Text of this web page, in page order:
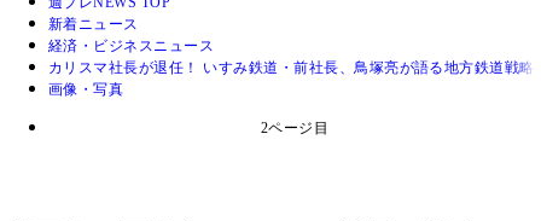
新着ニュース
経済・ビジネスニュース
カリスマ社長が退任！ いすみ鉄道・前社長、鳥塚亮が語る地方鉄道戦
画像・写真
2ページ目